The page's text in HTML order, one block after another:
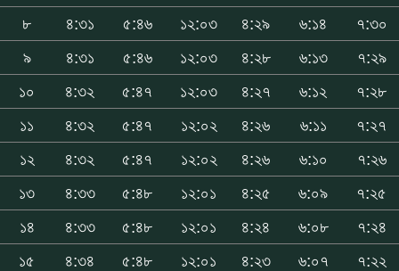
৮
৪:৩১ ৫:৪৬ ১২:০৩ ৪:২৯ ৬:১৪
৭:৩০
৯
৪:৩১ ৫:৪৬ ১২:০৩ ৪:২৮ ৬:১৩
৭:২৯
১০
৪:৩২ ৫:৪৭ ১২:০৩ ৪:২৭ ৬:১২
৭:২৮
১১
৪:৩২ ৫:৪৭ ১২:০২ ৪:২৬ ৬:১১
৭:২৭
১২
৪:৩২ ৫:৪৭ ১২:০২ ৪:২৬ ৬:১০
৭:২৬
১৩
৪:৩৩ ৫:৪৮ ১২:০১ ৪:২৫ ৬:০৯
৭:২৫
১৪
৪:৩৩ ৫:৪৮ ১২:০১ ৪:২৪ ৬:০৮
৭:২৪
১৫
৪:৩৪ ৫:৪৮ ১২:০১ ৪:২৩ ৬:০৭
৭:২২